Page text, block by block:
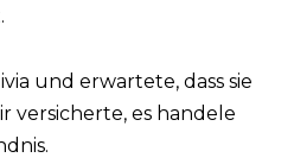
und erwartete, dass sie
versicherte, es handele